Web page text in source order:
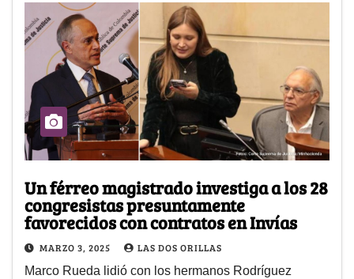
Un férreo magistrado investiga a los 28
congresistas presuntamente
favorecidos con contratos en Invías
MARZO 3, 2025 LAS DOS ORILLAS
Marco Rueda lidió con los hermanos Rodríguez